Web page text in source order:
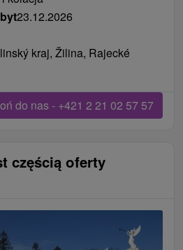
23.12.2026
kraj, Žilina, Rajecké
do nas - +421 2 21 02 57 57
częścią oferty